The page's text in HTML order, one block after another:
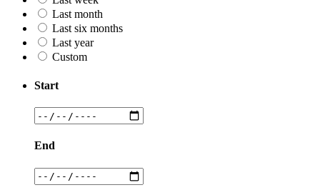
Last month
Last six months
Last year
Custom
Start
End